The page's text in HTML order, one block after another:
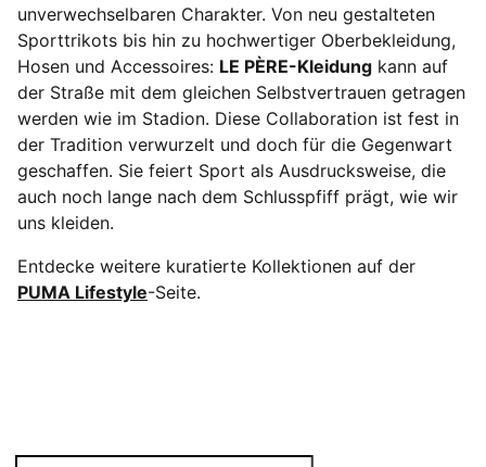
unverwechselbaren Charakter. Von neu gestalteten
Sporttrikots bis hin zu hochwertiger Oberbekleidung,
Hosen und Accessoires: LE PÈRE-Kleidung kann auf
der Straße mit dem gleichen Selbstvertrauen getragen
werden wie im Stadion. Diese Collaboration ist fest in
der Tradition verwurzelt und doch für die Gegenwart
geschaffen. Sie feiert Sport als Ausdrucksweise, die
auch noch lange nach dem Schlusspfiff prägt, wie wir
uns kleiden.
Entdecke weitere kuratierte Kollektionen auf der
PUMA Lifestyle-Seite.